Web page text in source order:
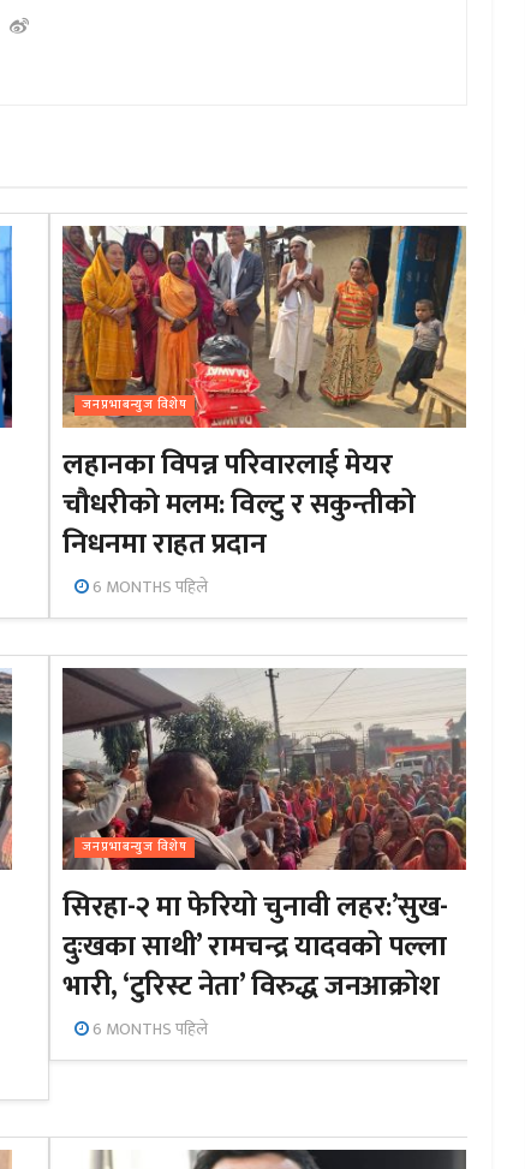
जनप्रभाबन्युज विशेष
लहानका विपन्न परिवारलाई मेयर
चौधरीको मलम: विल्टु र सकुन्तीको
निधनमा राहत प्रदान
6 MONTHS पहिले
जनप्रभाबन्युज विशेष
सिरहा-२ मा फेरियो चुनावी लहर:’सुख-
दुःखका साथी’ रामचन्द्र यादवको पल्ला
भारी, ‘टुरिस्ट नेता’ विरुद्ध जनआक्रोश
6 MONTHS पहिले